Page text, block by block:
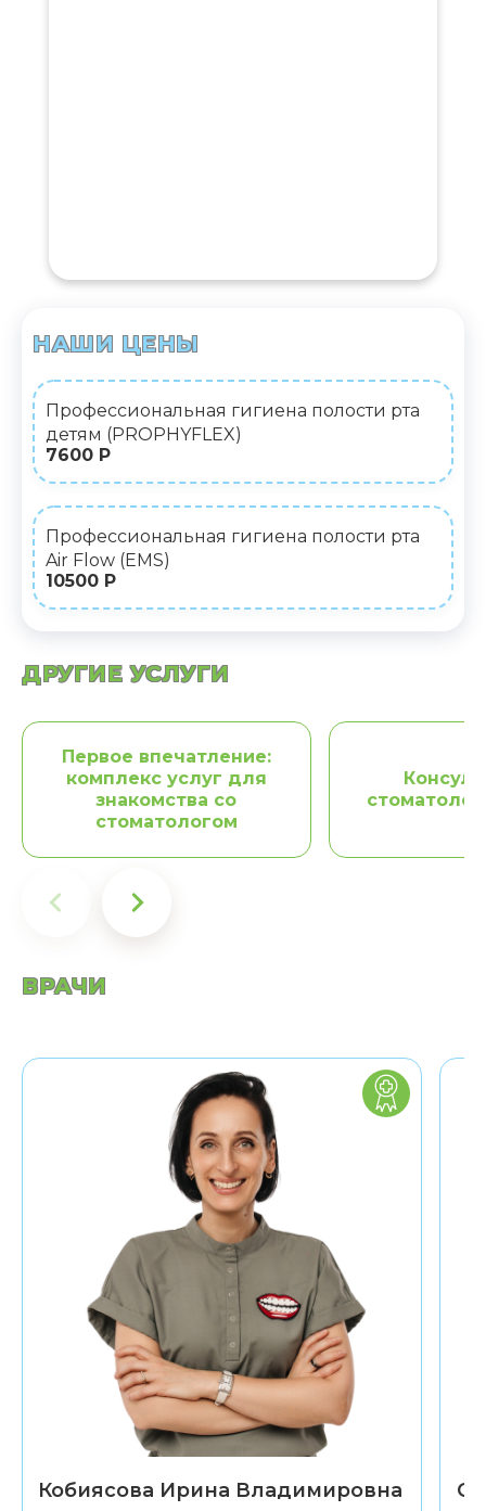
НАШИ ЦЕНЫ
Профессиональная гигиена полости рта
детям (PROPHYFLEX)
7600 Р
Профессиональная гигиена полости рта
Air Flow (EMS)
10500 Р
ДРУГИЕ УСЛУГИ
Первое впечатление:
комплекс услуг для
знакомства со
стоматологом
ВРАЧИ
Заведующая
стоматологическим
отделением
Euromed Kids
Кандидат
медицинских наук
4 года в детской
неотложной
стоматологической
помощи
17 лет преподавала
на кафедре детской
стоматологии
СПбГМУ им. Павлова
Высокие
компетенции в
лечении зубов в
наркозе
Кобиясова Ирина Владимировна